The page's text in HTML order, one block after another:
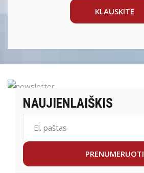
KLAUSKITE
NAUJIENLAIŠKIS
PRENUMERUOTI